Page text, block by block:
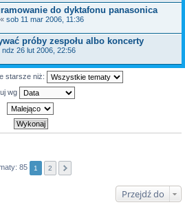
do dyktafonu panasonica
« sob 11 mar 2006, 11:36
próby zespołu albo koncerty
ndz 26 lut 2006, 22:56
starsze niż:
wg
85 1 2
Przejdź do